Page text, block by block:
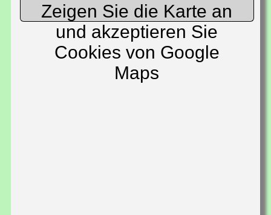
Zeigen Sie die Karte an
und akzeptieren Sie
Cookies von Google
Maps